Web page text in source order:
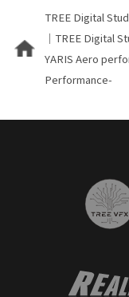
TREE Digital
｜TREE Digital
YARIS Aero
Performance-